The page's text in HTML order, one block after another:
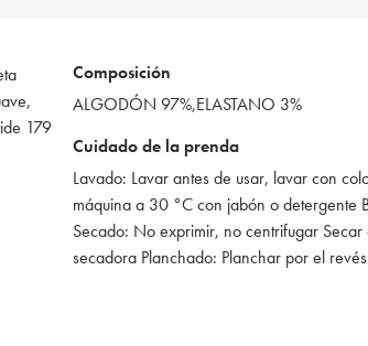
179
Composición
ALGODÓN 97%,ELASTANO 3%
Cuidado de la prenda
Lavado: Lavar antes de usar, lavar con
máquina a 30 °C con jabón o detergente
Secado: No exprimir, no centrifugar
secadora Planchado: Planchar por el